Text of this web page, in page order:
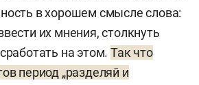
в хорошем смысле слова:
их мнения, столкнуть
на этом. Так что
период „разделяй и